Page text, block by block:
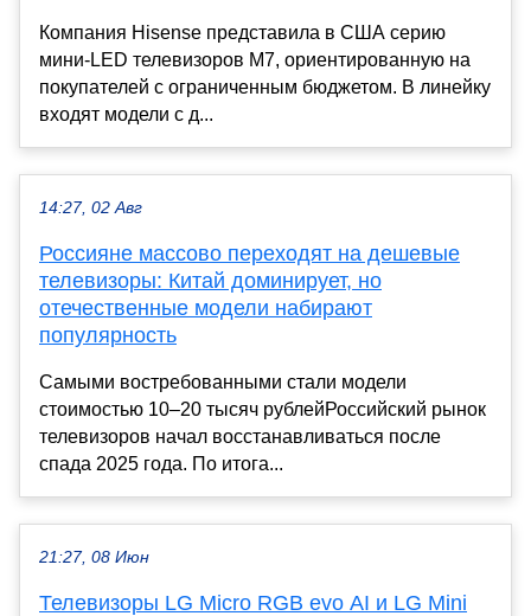
Компания Hisense представила в США серию
мини-LED телевизоров M7, ориентированную на
покупателей с ограниченным бюджетом. В линейку
входят модели с д...
14:27, 02 Авг
Россияне массово переходят на дешевые
телевизоры: Китай доминирует, но
отечественные модели набирают
популярность
Самыми востребованными стали модели
стоимостью 10–20 тысяч рублейРоссийский рынок
телевизоров начал восстанавливаться после
спада 2025 года. По итога...
21:27, 08 Июн
Телевизоры LG Micro RGB evo AI и LG Mini